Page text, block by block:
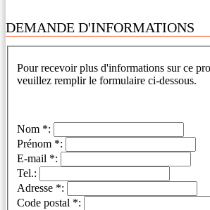
DEMANDE D'INFORMATIONS
Pour recevoir plus d'informations sur ce
veuillez remplir le formulaire ci-dessous.
Nom *:
Prénom *:
E-mail *:
Tel.:
Adresse *:
Code postal *: